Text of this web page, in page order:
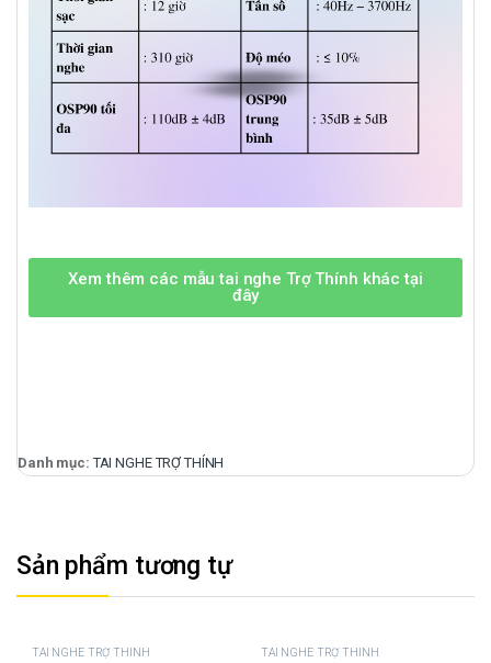
Xem thêm các mẫu tai nghe Trợ Thính khác tại
đây
Danh mục:TAI NGHE TRỢ THÍNH
Sản phẩm tương tự
TAI NGHE TRỢ THÍNH TAI NGHE TRỢ THÍNH